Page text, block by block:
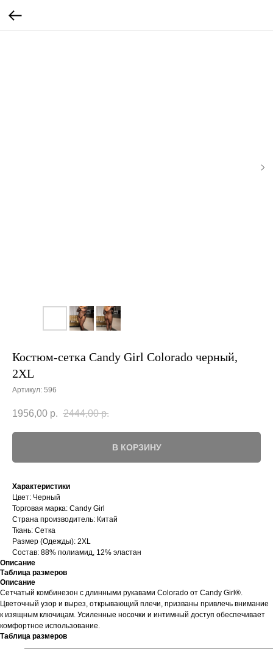
Костюм-сетка Candy Girl Colorado черный,
2XL
Артикул: 596
1956,00 р. 2444,00 р.
В КОРЗИНУ
Характеристики
Цвет: Черный
Торговая марка: Candy Girl
Страна производитель: Китай
Ткань: Сетка
Размер (Одежды): 2XL
Состав: 88% полиамид, 12% эластан
Описание
Таблица размеров
Описание
Сетчатый комбинезон с длинными рукавами Colorado от Сandy Girl®.
Цветочный узор и вырез, открывающий плечи, призваны привлечь внимание
к изящным ключицам. Усиленные носочки и интимный доступ обеспечивает
комфортное использование.
Таблица размеров